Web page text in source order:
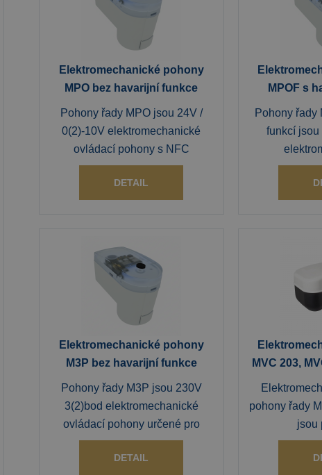
Elektromechanické pohony
MPO bez havarijní funkce
Pohony řady MPO jsou 24V /
0(2)-10V elektromechanické
ovládací pohony s NFC
DETAIL
MPOF s
Pohony řady
funkcí jsou
Elektromechanické pohony
M3P bez havarijní funkce
Pohony řady M3P jsou 230V
3(2)bod elektromechanické
ovládací pohony určené pro
DETAIL
MVC 203,
pohony řady
jsou